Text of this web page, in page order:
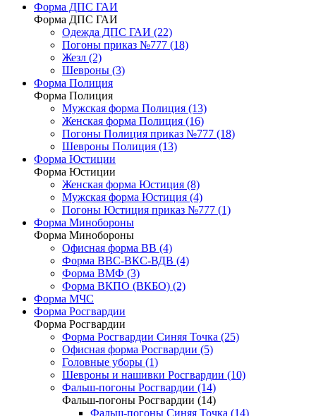
Форма ДПС ГАИ
Форма ДПС ГАИ
Одежда ДПС ГАИ (22)
Погоны приказ №777 (18)
Жезл (2)
Шевроны (3)
Форма Полиция
Форма Полиция
Мужская форма Полиция (13)
Женская форма Полиция (16)
Погоны Полиция приказ №777 (18)
Шевроны Полиция (13)
Форма Юстиции
Форма Юстиции
Женская форма Юстиция (8)
Мужская форма Юстиция (4)
Погоны Юстиция приказ №777 (1)
Форма Минобороны
Форма Минобороны
Офисная форма ВВ (4)
Форма ВВС-ВКС-ВДВ (4)
Форма ВМФ (3)
Форма ВКПО (ВКБО) (2)
Форма МЧС
Форма Росгвардии
Форма Росгвардии
Форма Росгвардии Синяя Точка (25)
Офисная форма Росгвардии (5)
Головные уборы (1)
Шевроны и нашивки Росгвардии (10)
Фальш-погоны Росгвардии (14)
Фальш-погоны Росгвардии (14)
Фальш-погоны Синяя Точка (14)